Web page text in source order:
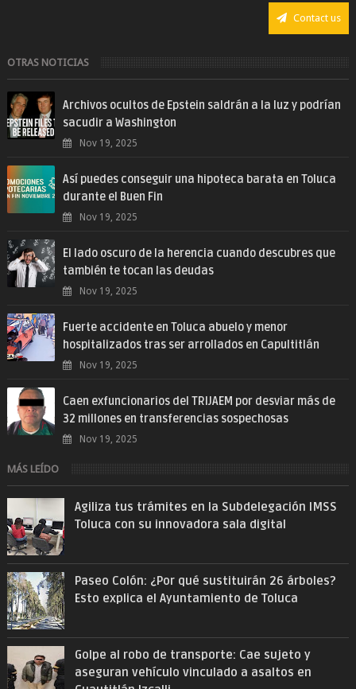
Contact us
OTRAS NOTICIAS
Archivos ocultos de Epstein saldrán a la luz y podrían
sacudir a Washington
Nov 19, 2025
Así puedes conseguir una hipoteca barata en Toluca
durante el Buen Fin
Nov 19, 2025
El lado oscuro de la herencia cuando descubres que
también te tocan las deudas
Nov 19, 2025
Fuerte accidente en Toluca abuelo y menor
hospitalizados tras ser arrollados en Capultitlán
Nov 19, 2025
Caen exfuncionarios del TRIJAEM por desviar más de
32 millones en transferencias sospechosas
Nov 19, 2025
MÁS LEÍDO
Agiliza tus trámites en la Subdelegación IMSS
Toluca con su innovadora sala digital
Paseo Colón: ¿Por qué sustituirán 26 árboles?
Esto explica el Ayuntamiento de Toluca
Golpe al robo de transporte: Cae sujeto y
aseguran vehículo vinculado a asaltos en